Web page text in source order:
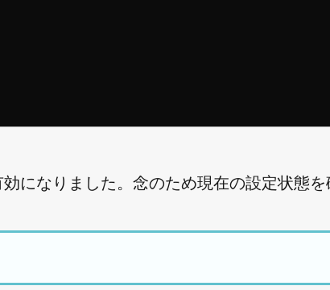
になりました。念のため現在の設定状態を